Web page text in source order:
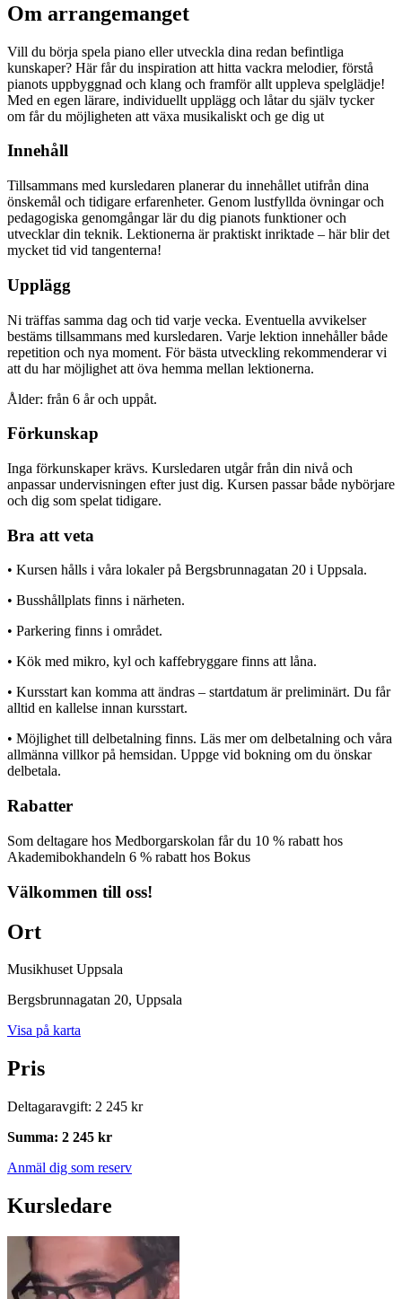
Om arrangemanget
Vill du börja spela piano eller utveckla dina redan befintliga
kunskaper? Här får du inspiration att hitta vackra melodier, förstå
pianots uppbyggnad och klang och framför allt uppleva spelglädje!
Med en egen lärare, individuellt upplägg och låtar du själv tycker
om får du möjligheten att växa musikaliskt och ge dig ut
Innehåll
Tillsammans med kursledaren planerar du innehållet utifrån dina
önskemål och tidigare erfarenheter. Genom lustfyllda övningar och
pedagogiska genomgångar lär du dig pianots funktioner och
utvecklar din teknik. Lektionerna är praktiskt inriktade – här blir det
mycket tid vid tangenterna!
Upplägg
Ni träffas samma dag och tid varje vecka. Eventuella avvikelser
bestäms tillsammans med kursledaren. Varje lektion innehåller både
repetition och nya moment. För bästa utveckling rekommenderar vi
att du har möjlighet att öva hemma mellan lektionerna.
Ålder: från 6 år och uppåt.
Förkunskap
Inga förkunskaper krävs. Kursledaren utgår från din nivå och
anpassar undervisningen efter just dig. Kursen passar både nybörjare
och dig som spelat tidigare.
Bra att veta
• Kursen hålls i våra lokaler på Bergsbrunnagatan 20 i Uppsala.
• Busshållplats finns i närheten.
• Parkering finns i området.
• Kök med mikro, kyl och kaffebryggare finns att låna.
• Kursstart kan komma att ändras – startdatum är preliminärt. Du får
alltid en kallelse innan kursstart.
• Möjlighet till delbetalning finns. Läs mer om delbetalning och våra
allmänna villkor på hemsidan. Uppge vid bokning om du önskar
delbetala.
Rabatter
Som deltagare hos Medborgarskolan får du 10 % rabatt hos
Akademibokhandeln 6 % rabatt hos Bokus
Välkommen till oss!
Ort
Musikhuset Uppsala
Bergsbrunnagatan 20, Uppsala
Visa på karta
Pris
Deltagaravgift: 2 245 kr
Summa: 2 245 kr
Anmäl dig som reserv
Kursledare